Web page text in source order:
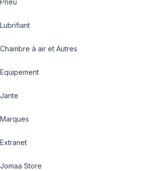
Pneu
Lubrifiant
Chambre à air et Autres
Equipement
Jante
Marques
Extranet
Jomaa Store